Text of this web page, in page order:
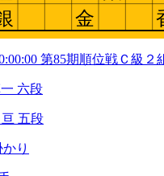
第85期順位戦Ｃ級２
六段
五段
かり